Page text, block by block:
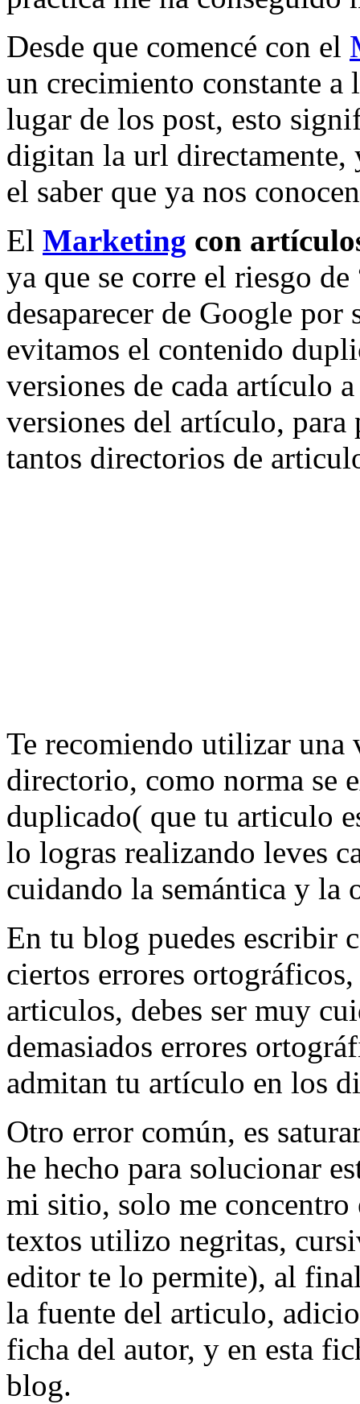
Desde que comencé con el
un crecimiento constante a
lugar de los post, esto
digitan la url directamente,
el saber que ya nos
El Marketing con
ya que se corre el riesgo
desaparecer de Google por
evitamos el contenido
versiones de cada artículo
versiones del artículo,
tantos directorios de
Te recomiendo utilizar una
directorio, como norma se
duplicado( que tu articulo
lo logras realizando leves
cuidando la semántica y la
En tu blog puedes escribir
ciertos errores
articulos, debes ser muy
demasiados errores
admitan tu artículo en los
Otro error común, es
he hecho para solucionar
mi sitio, solo me concentro
textos utilizo negritas,
editor te lo permite), al
la fuente del articulo,
ficha del autor, y en esta
blog.